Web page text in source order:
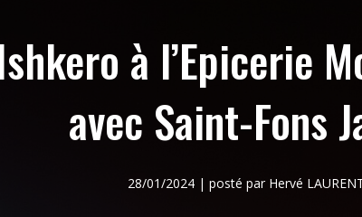
à l’Epicerie
avec Saint-Fons
28/01/2024 | posté par Hervé